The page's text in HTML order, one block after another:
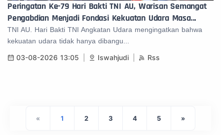
Peringatan Ke-79 Hari Bakti TNI AU, Warisan Semangat
Pengabdian Menjadi Fondasi Kekuatan Udara Masa...
TNI AU. Hari Bakti TNI Angkatan Udara mengingatkan bahwa
kekuatan udara tidak hanya dibangu...
03-08-2026 13:05 Iswahjudi Rss
« 1 2 3 4 5 »